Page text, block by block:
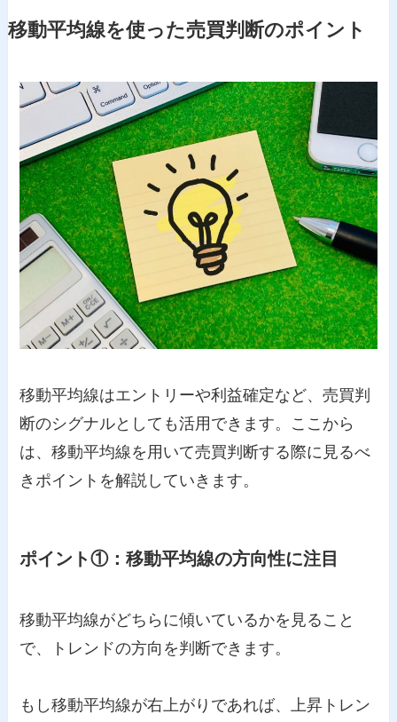
移動平均線を使った売買判断のポイント
移動平均線はエントリーや利益確定など、売買判
断のシグナルとしても活用できます。ここから
は、移動平均線を用いて売買判断する際に見るべ
きポイントを解説していきます。
ポイント①：移動平均線の方向性に注目
移動平均線がどちらに傾いているかを見ること
で、トレンドの方向を判断できます。
もし移動平均線が右上がりであれば、上昇トレン